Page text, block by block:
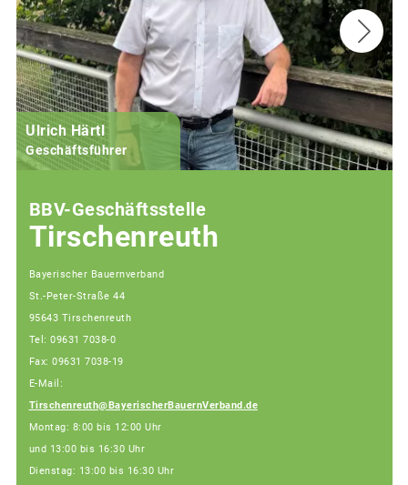
Ulrich Härtl
Geschäftsführer
BBV-Geschäftsstelle
Tirschenreuth
Bayerischer Bauernverband
St.-Peter-Straße 44
95643 Tirschenreuth
Tel: 09631 7038-0
Fax: 09631 7038-19
E-Mail:
Tirschenreuth@BayerischerBauernVerband.de
Montag: 8:00 bis 12:00 Uhr
und 13:00 bis 16:30 Uhr
Dienstag: 13:00 bis 16:30 Uhr